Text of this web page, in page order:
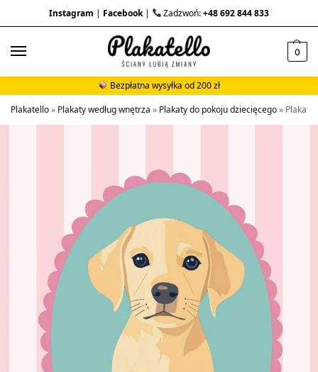
Instagram | Facebook| Zadzwoń:+48 692 844 833
0
Bezpłatna wysyłka od 200 zł
Plakatello» Plakaty według wnętrza » Plakaty do pokoju dziecięcego» Plakat